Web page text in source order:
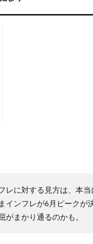
レに対する見方は、本
インフレが6月ピークが
がまかり通るのかも。